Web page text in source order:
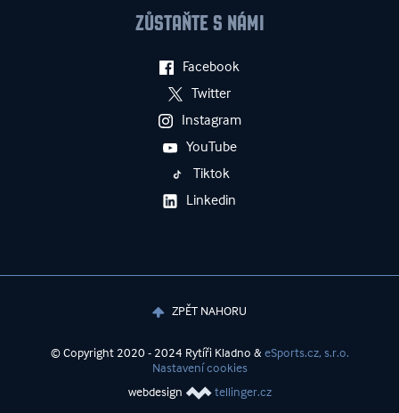
ZŮSTAŇTE S NÁMI
Facebook
Twitter
Instagram
YouTube
Tiktok
Linkedin
© Copyright 2020 - 2024 Rytíři Kladno & eSports.cz, s.r.o.
Nastavení cookies
ZPĚT NAHORU
webdesign tellinger.cz